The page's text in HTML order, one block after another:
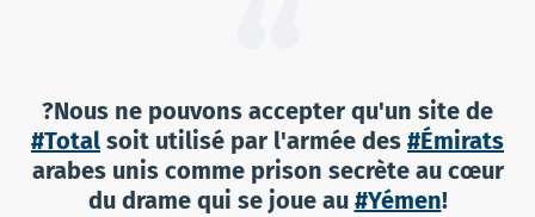
?Nous ne pouvons accepter qu'un site de
#Total soit utilisé par l'armée des #Émirats
arabes unis comme prison secrète au cœur
du drame qui se joue au #Yémen!